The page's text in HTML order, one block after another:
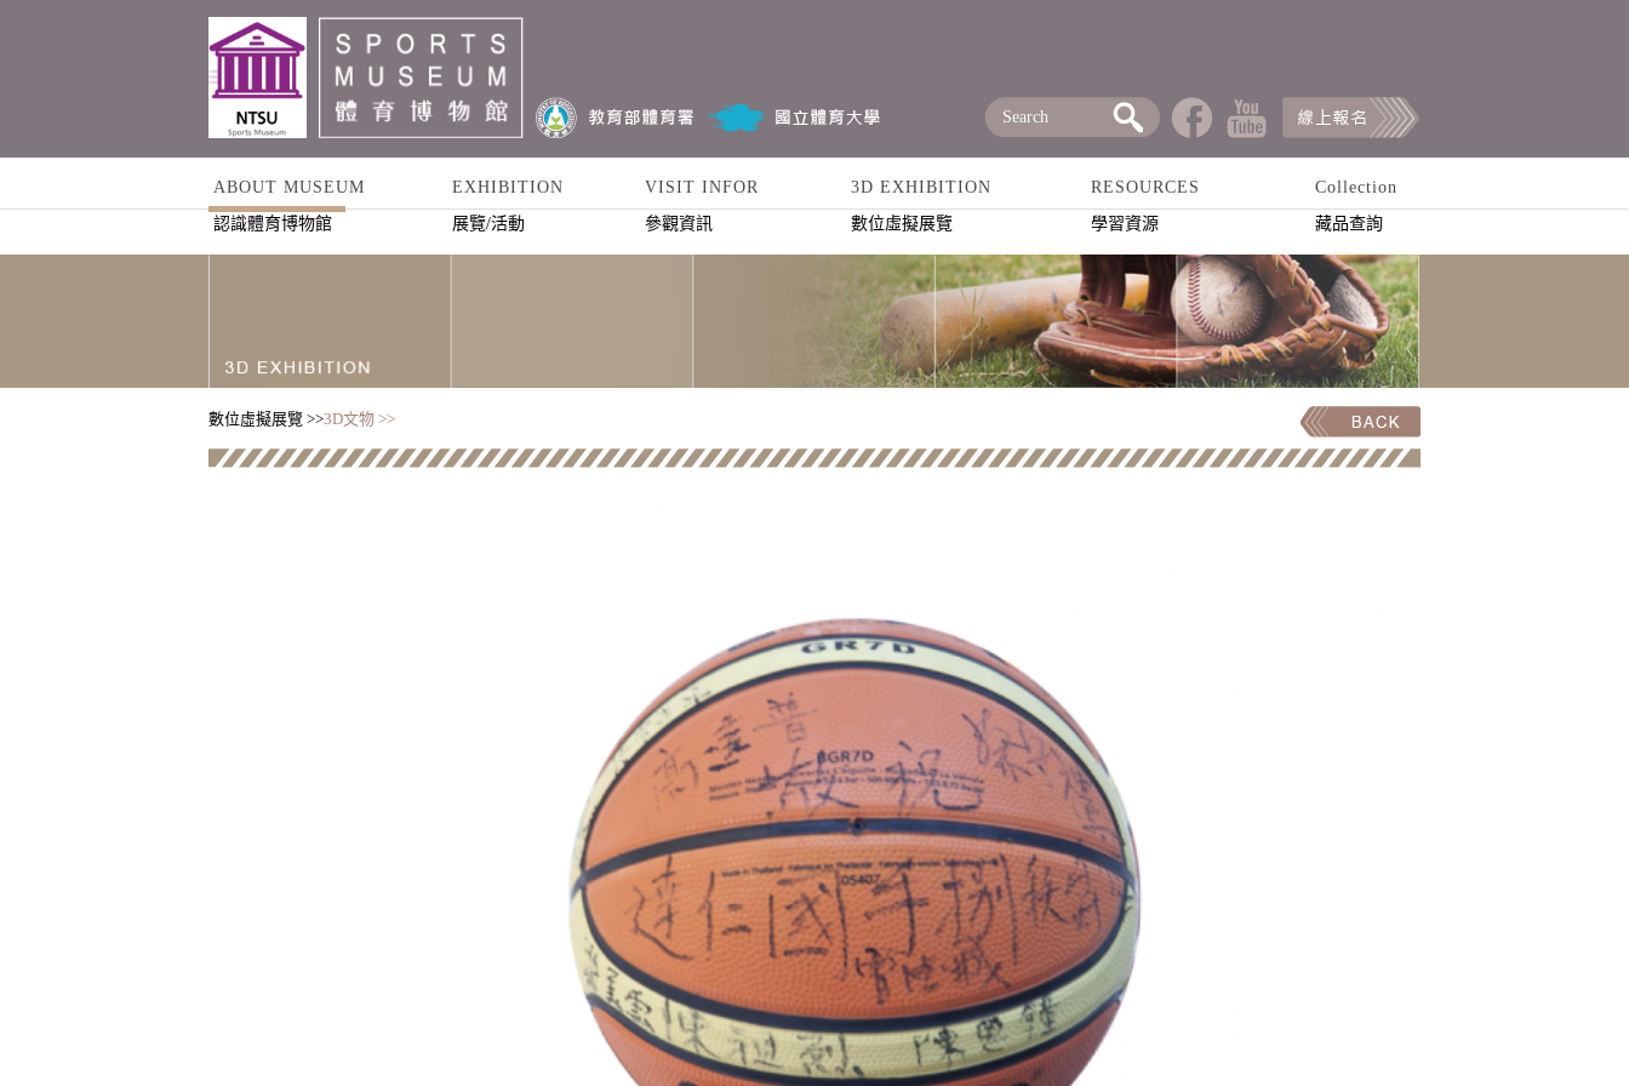
ABOUT MUSEUM
認識體育博物館
EXHIBITION
展覽/活動
VISIT INFOR
參觀資訊
3D EXHIBITION
數位虛擬展覽
RESOURCES
學習資源
Collection
藏品查詢
數位虛擬展覽 >>3D文物 >>